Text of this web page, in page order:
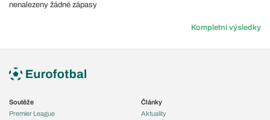
nenalezeny žádné zápasy
Kompletní výsledky
Soutěže
Premier League
Články
Aktuality